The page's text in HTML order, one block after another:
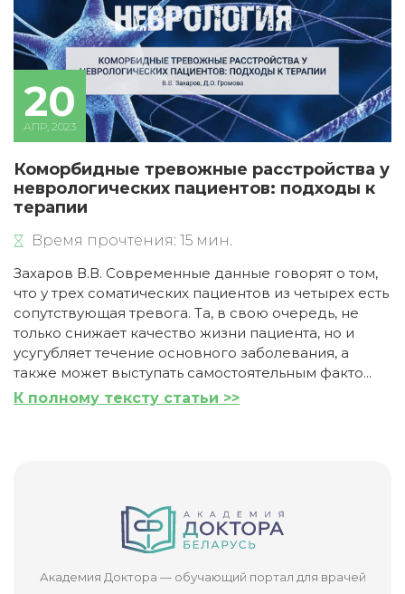
20
АПР, 2023
Коморбидные тревожные расстройства у
неврологических пациентов: подходы к
терапии
Время прочтения: 15 мин.
Захаров В.В. Современные данные говорят о том,
что у трех соматических пациентов из четырех есть
сопутствующая тревога. Та, в свою очередь, не
только снижает качество жизни пациента, но и
усугубляет течение основного заболевания, а
также может выступать самостоятельным факто...
К полному тексту статьи >>
Академия Доктора — обучающий портал для врачей